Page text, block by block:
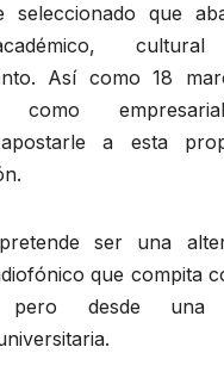
seleccionado que
Así como 18
como
a esta
ser una
que compita
pero desde una